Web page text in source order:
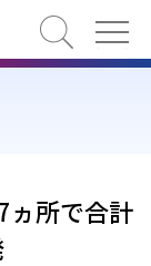
検索
ヵ所で合計